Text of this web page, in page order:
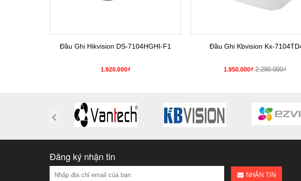
Đầu Ghi Hikvision DS-7104HGHI-F1
1.920.000₫
Đầu Ghi Kbvision Kx-
1.950.000₫ 2.280.000₫
Đăng ký nhận tin
NHẬN TIN